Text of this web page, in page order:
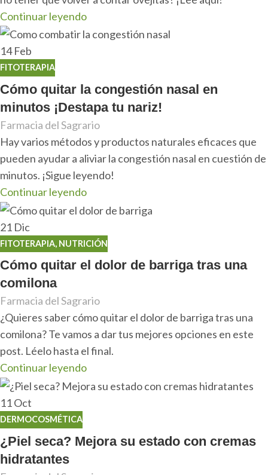
Continuar leyendo
14Feb
FITOTERAPIA
Cómo quitar la congestión nasal en
minutos ¡Destapa tu nariz!
Farmacia del Sagrario
Hay varios métodos y productos naturales eficaces que
pueden ayudar a aliviar la congestión nasal en cuestión de
minutos. ¡Sigue leyendo!
Continuar leyendo
21 Dic
FITOTERAPIA, NUTRICIÓN
Cómo quitar el dolor de barriga tras una
comilona
Farmacia del Sagrario
¿Quieres saber cómo quitar el dolor de barriga tras una
comilona? Te vamos a dar tus mejores opciones en este
post. Léelo hasta el final.
Continuar leyendo
11Oct
DERMOCOSMÉTICA
¿Piel seca? Mejora su estado con cremas
hidratantes